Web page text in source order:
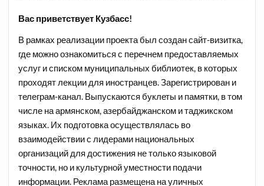
Вас приветствует Кузбасс!
В рамках реализации проекта был создан сайт-визитка,
где можно ознакомиться с перечнем предоставляемых
услуг и списком муниципальных библиотек, в которых
проходят лекции для иностранцев. Зарегистрирован и
телеграм-канал. Выпускаются буклеты и памятки, в том
числе на армянском, азербайджанском и таджикском
языках. Их подготовка осуществлялась во
взаимодействии с лидерами национальных
организаций для достижения не только языковой
точности, но и культурной уместности подачи
информации. Реклама размещена на уличных